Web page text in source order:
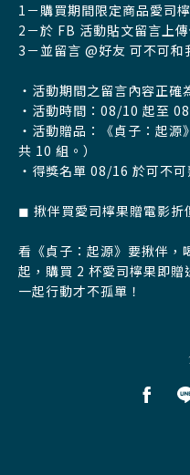
1－購買期間限定商品愛司
2－於 FB 活動貼文留言上
3－並留言 @好友 可不可
・活動期間之留言內容正確
・活動時間：08/10 起至
・活動贈品：《貞子：起源
共 10 組。）
・得獎名單 08/16 於可不
◼︎ 揪伴買愛司檸果贈電影折
看《貞子：起源》要揪伴
起，購買 2 杯愛司檸果即
一起行動才不孤單！